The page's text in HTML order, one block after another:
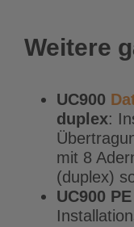
Weitere
UC900
duplex:
mit 8
(duplex)
UC900